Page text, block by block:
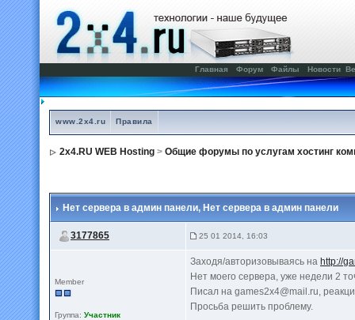
Главная Форум Файлы Новости
www.2x4.ru Правила
2x4.RU WEB Hosting > Общие форумы по услугам хостинг
Нет сервера в админ панели, Нет сервера в админ панели
3177865 25 01 2014, 16:03
Member
Группа: Участник
Заходя/авторизовываясь на http://
Нет моего сервера, уже недели 2
Писал на games2x4@mail.ru,
Просьба решить проблему.